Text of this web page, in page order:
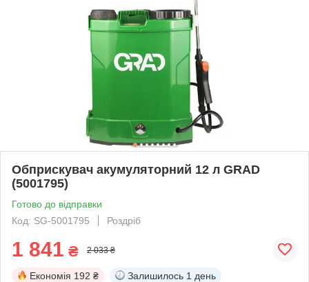
Обприскувач акумуляторний 12 л GRAD
(5001795)
Готово до відправки
Код: SG-5001795
Роздріб
1 841 ₴ 2 033 ₴
Економія 192 ₴ Залишилось 1 день